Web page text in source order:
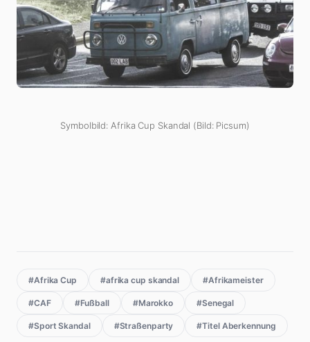
Symbolbild: Afrika Cup Skandal (Bild: Picsum)
#Afrika Cup #afrika cup skandal #Afrikameister
#CAF #Fußball #Marokko #Senegal
#Sport Skandal #Straßenparty #Titel Aberkennung